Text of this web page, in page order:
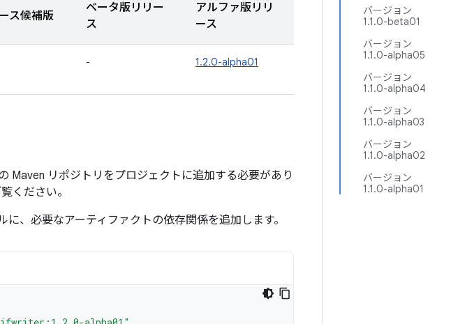
バージョン
1.1.0-beta01
バージョン
1.1.0-alpha05
バージョン
1.1.0-alpha04
バージョン
1.1.0-alpha03
バージョン
1.1.0-alpha02
バージョン
1.1.0-alpha01
ス候補版
ベータ版リリー
ス
アルファ版リリ
ース
- 1.2.0-alpha01
Maven リポジトリをプロジェクトに追加する必要があり
ください。
に、必要なアーティファクトの依存関係を追加します。